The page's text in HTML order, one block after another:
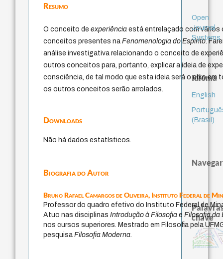
Resumo
O conceito deexperiência está entrelaçado com vários
conceitos presentes naFenomenologia do Espírito.
análise investigativa relacionando o conceito de
outros conceitos para, portanto, explicar a ideia de
consciência, de tal modo que esta ideia será o eixo em
os outros conceitos serão arrolados.
Downloads
Não há dados estatísticos.
Biografia do Autor
Bruno Rafael Camargos de Oliveira, Instituto Federal de
Professor do quadro efetivo do Instituto Federal de
Atuo nas disciplinasIntrodução à Filosofia eFilosofia da
nos cursos superiores. Mestrado em Filosofia pela
pesquisaFilosofia Moderna.
Open
Journal
Systems
Idioma
English
(Brasil)
Navegar
chave
fundamentalismo
jacobi
protágorasexperiência
metafísica do tempo
género
idade
intolerância
history of philosophyj.c.m. neto
palavra
leyes
violencia
logos
direito romano
pedagogia lei
multidimensionalidade
identificação e rastreamento
desejo
sacrifício
mind